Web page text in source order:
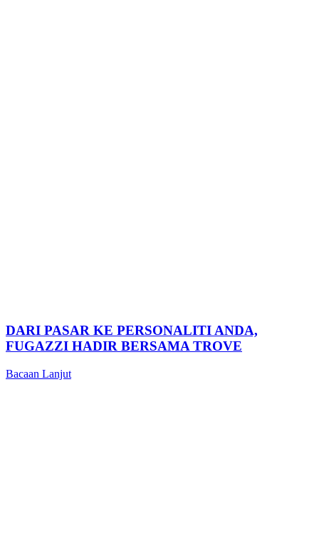
DARI PASAR KE PERSONALITI ANDA,
FUGAZZI HADIR BERSAMA TROVE
Bacaan Lanjut